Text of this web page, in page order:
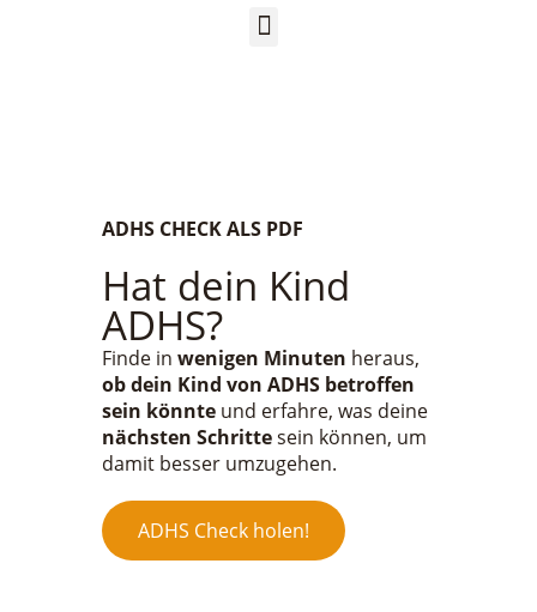
ADHS CHECK ALS PDF
Hat dein Kind
ADHS?
Finde in wenigen Minuten heraus,
ob dein Kind von ADHS betroffen
sein könnte und erfahre, was deine
nächsten Schrittesein können, um
damit besser umzugehen.
ADHS Check holen!